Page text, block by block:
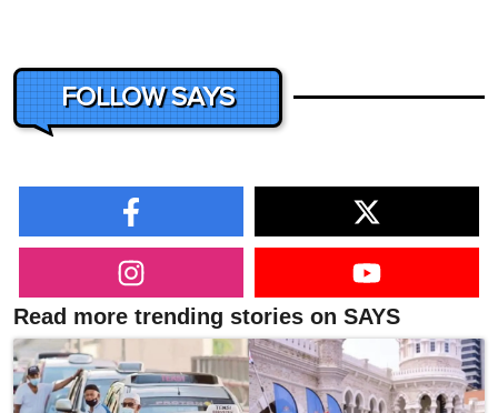
FOLLOW SAYS
Read more trending stories on SAYS